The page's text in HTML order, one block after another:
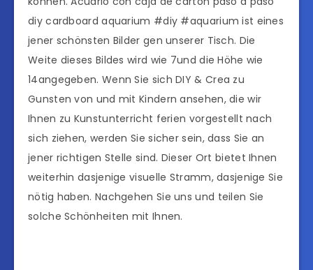
diy cardboard aquarium #diy #aquarium ist eines
jener schönsten Bilder gen unserer Tisch. Die
Weite dieses Bildes wird wie 7und die Höhe wie
14angegeben. Wenn Sie sich DIY & Crea zu
Gunsten von und mit Kindern ansehen, die wir
Ihnen zu Kunstunterricht ferien vorgestellt nach
sich ziehen, werden Sie sicher sein, dass Sie an
jener richtigen Stelle sind. Dieser Ort bietet Ihnen
weiterhin dasjenige visuelle Stramm, dasjenige Sie
nötig haben. Nachgehen Sie uns und teilen Sie
solche Schönheiten mit Ihnen.